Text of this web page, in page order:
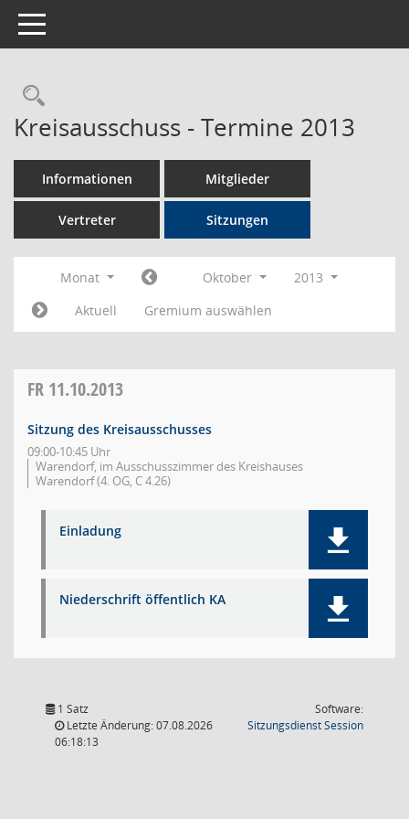
Toggle navigation
Rechercheauswahl
Kreisausschuss - Termine 2013
Informationen Mitglieder
Vertreter Sitzungen
Monat Oktober
2013
Aktuell
Gremium auswählen
FR 11.10.2013
Sitzung des Kreisausschusses
09:00-10:45 Uhr
Warendorf, im Ausschusszimmer des Kreishauses
Warendorf (4. OG, C 4.26)
Einladung
Niederschrift öffentlich KA
1 Satz
Letzte Änderung: 07.08.2026
06:18:13
Software:
SitzungsdienstSession(Wird in